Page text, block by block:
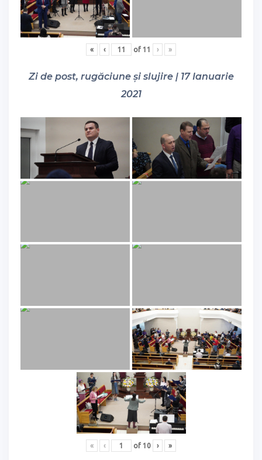
« ‹ of 11 › »
Zi de post, rugăciune și slujire | 17 Ianuarie
2021
« ‹ of 10 › »